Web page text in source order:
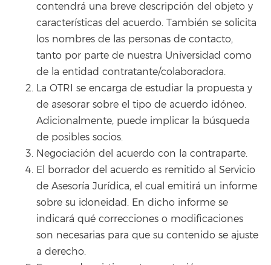
contendrá una breve descripción del objeto y
características del acuerdo. También se solicita
los nombres de las personas de contacto,
tanto por parte de nuestra Universidad como
de la entidad contratante/colaboradora.
La OTRI se encarga de estudiar la propuesta y
de asesorar sobre el tipo de acuerdo idóneo.
Adicionalmente, puede implicar la búsqueda
de posibles socios.
Negociación del acuerdo con la contraparte.
El borrador del acuerdo es remitido al Servicio
de Asesoría Jurídica, el cual emitirá un informe
sobre su idoneidad. En dicho informe se
indicará qué correcciones o modificaciones
son necesarias para que su contenido se ajuste
a derecho.